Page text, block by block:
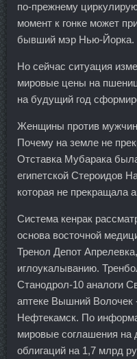
по-прежнему
момент к гонке может
бывший мэр Нью-Йорка.
Но сейчас ситуация
мировые цены на
на будущий год
Женщины против
Почему на земле не
Отставка Мубарака
египетской Стероидов
которая не прекращала
Система кенрак
основа восточной
Тренол Депот
иглоукалыванию.
Станодрол-10 аналоги
аптеке Вышний Волочек
Нефтекамск. По
мировые соглашения на
облигаций на 1,7 млрд